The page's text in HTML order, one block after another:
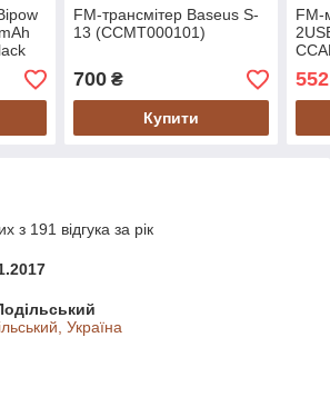
FM-трансмітер Baseus S-
13 (CCMT000101)
700₴
Купити
FM-
552
з 191 відгука за рік
Україна